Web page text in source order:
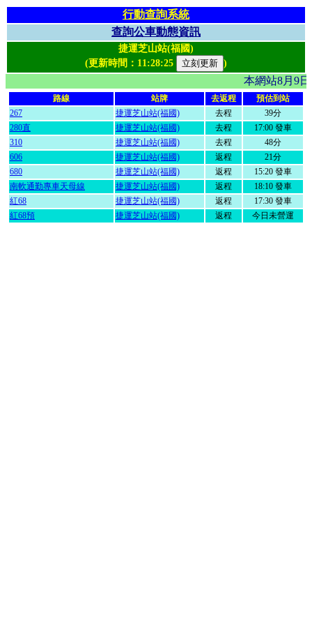
行動查詢系統
查詢公車動態資訊
捷運芝山站(福國)
(更新時間： 11:28:25 )
本網站8月9
路線 站牌 去返程
預估到站
267
捷運芝山站(福國) 去程
39分
280直
捷運芝山站(福國) 去程
17:00 發車
310
捷運芝山站(福國) 去程
48分
606
捷運芝山站(福國) 返程
21分
680
捷運芝山站(福國) 返程
15:20 發車
南軟通勤專車天母線
捷運芝山站(福國) 返程
18:10 發車
紅68
捷運芝山站(福國) 返程
17:30 發車
紅68預
捷運芝山站(福國) 返程 今日未營運